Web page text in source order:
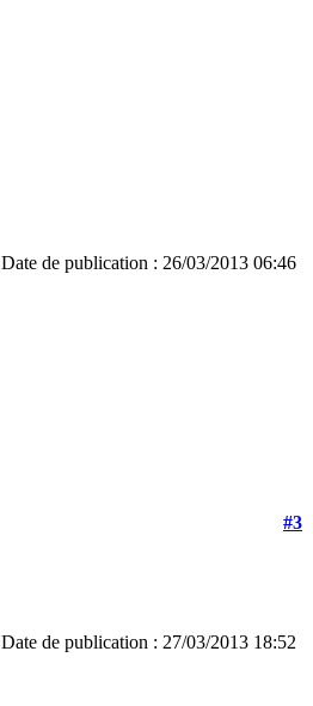
Date de publication : 26/03/2013 06:46
#3
Date de publication : 27/03/2013 18:52